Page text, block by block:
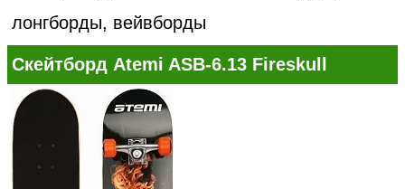
лонгборды, вейвборды
Скейтборд Atemi ASB-6.13 Fireskull